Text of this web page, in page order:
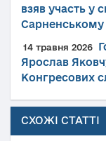
взяв участь у
Сарненському
14 травня 2026
Ярослав
Конгресових
СХОЖІ СТАТТІ